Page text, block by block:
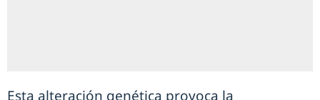
Esta alteración genética provoca la